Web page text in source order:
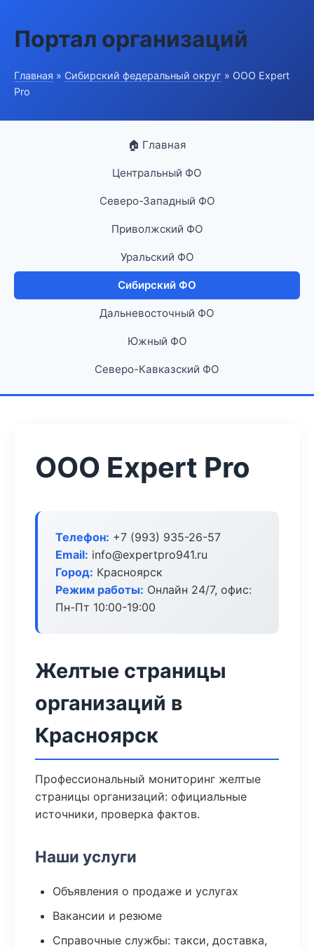
Портал организаций
Главная » Сибирский федеральный округ » ООО Expert
Pro
🏠 Главная
Центральный ФО
Северо-Западный ФО
Приволжский ФО
Уральский ФО
Сибирский ФО
Дальневосточный ФО
Южный ФО
Северо-Кавказский ФО
ООО Expert Pro
Телефон: +7 (993) 935-26-57
Email: info@expertpro941.ru
Город: Красноярск
Режим работы: Онлайн 24/7, офис:
Пн-Пт 10:00-19:00
Желтые страницы
организаций в
Красноярск
Профессиональный мониторинг желтые
страницы организаций: официальные
источники, проверка фактов.
Наши услуги
Объявления о продаже и услугах
Вакансии и резюме
Справочные службы: такси, доставка,